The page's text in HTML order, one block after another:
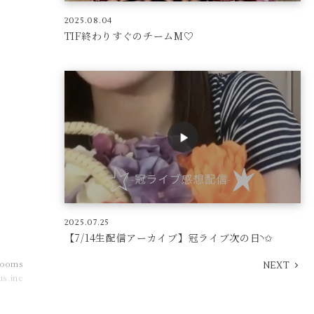
2025.08.04
TIF終わりすぐのチームM♡
2025.07.25
【7/14生配信アーカイブ】冠ライブ次の日︎︎◝✩
NEXT